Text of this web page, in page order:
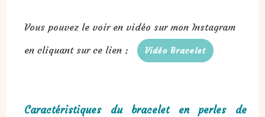
Vous pouvez le voir en vidéo sur mon Instagram
en cliquant sur ce lien :
Vidéo Bracelet
Caractéristiques du bracelet en perles de